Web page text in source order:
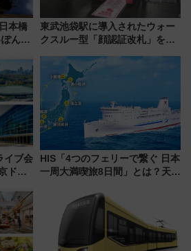
本橋
んの
スも
東武池袋駅に導入されたウォー
クスルー型「顔認証改札」を見
イブ会
ドー
ブ会
HIS「4つのフェリーで繋ぐ 日本
一周大満喫旅8日間」とは？天橋
の絶景＆限定グルメを網羅！煩
雑な手続きも不要でお手軽に楽
しめるプランが登場